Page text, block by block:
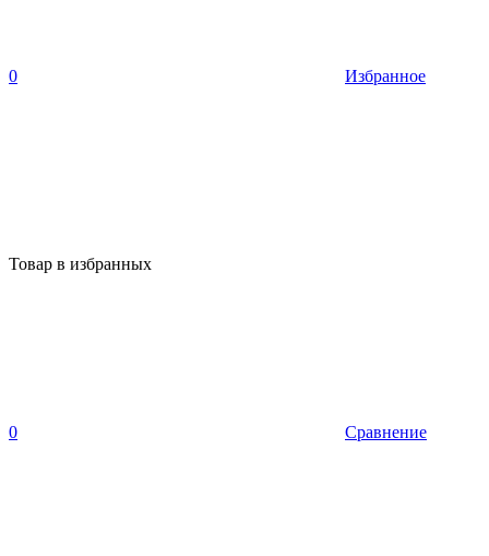
0 Избранное
Товар в избранных
0 Сравнение